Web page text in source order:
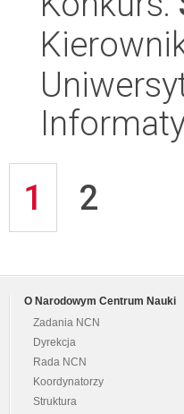
1
2
O Narodowym Centrum Nauki
Zadania NCN
Dyrekcja
Rada NCN
Koordynatorzy
Struktura